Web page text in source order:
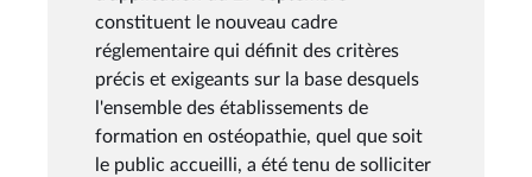
constituent le nouveau cadre
réglementaire qui définit des critères
précis et exigeants sur la base desquels
l'ensemble des établissements de
formation en ostéopathie, quel que soit
le public accueilli, a été tenu de solliciter